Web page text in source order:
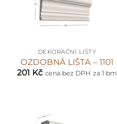
DEKORAČNÍ LIŠTY
OZDOBNÁ LIŠTA – 1101
201 Kč cena bez DPH za 1 bm